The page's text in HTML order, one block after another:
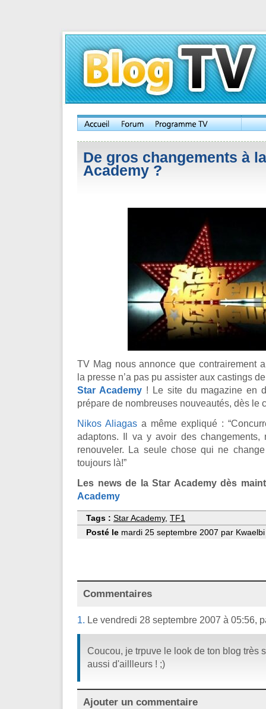
De gros changements à
Academy ?
TV Mag nous annonce que contrairement
la presse n’a pas pu assister aux castings
Star Academy! Le site du magazine en
prépare de nombreuses nouveautés, dès le
Nikos Aliagas a même expliqué :
adaptons. Il va y avoir des changements,
renouveler. La seule chose qui ne
toujours là!”
Les news de la Star Academy dès
Academy
Tags : Star Academy, TF1
Posté le mardi 25 septembre 2007 par
Commentaires
1. Le vendredi 28 septembre 2007 à 05:56,
Coucou, je trpuve le look de ton blog très
aussi d'aillleurs ! ;)
Ajouter un commentaire